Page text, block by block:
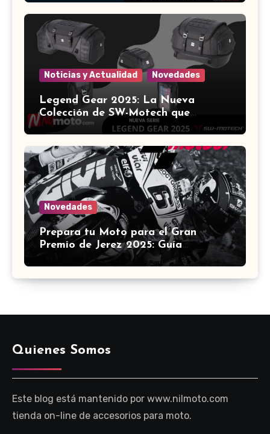
Noticias y Actualidad Novedades
Legend Gear 2025: La Nueva
Colección de SW-Motech que
Revoluciona el Equipamiento para
Motocicletas ?️
Novedades
Prepara tu Moto para el Gran
Premio de Jerez 2025: Guía
Definitiva de Accesorios
Quienes Somos
Este blog está mantenido por www.nilmoto.com
tienda on-line de accesorios para moto.